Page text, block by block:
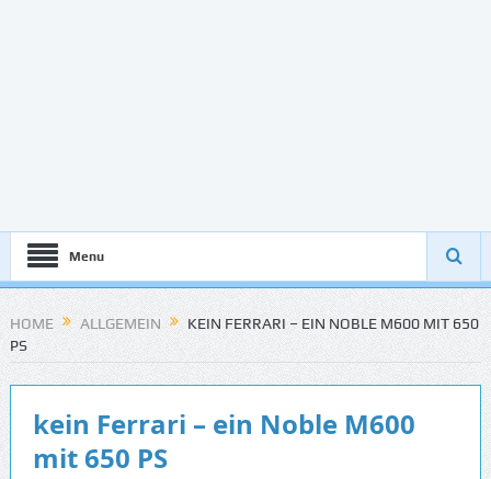
Menu
HOME ALLGEMEIN
KEIN FERRARI – EIN NOBLE M600 MIT 650
PS
kein Ferrari – ein Noble M600
mit 650 PS